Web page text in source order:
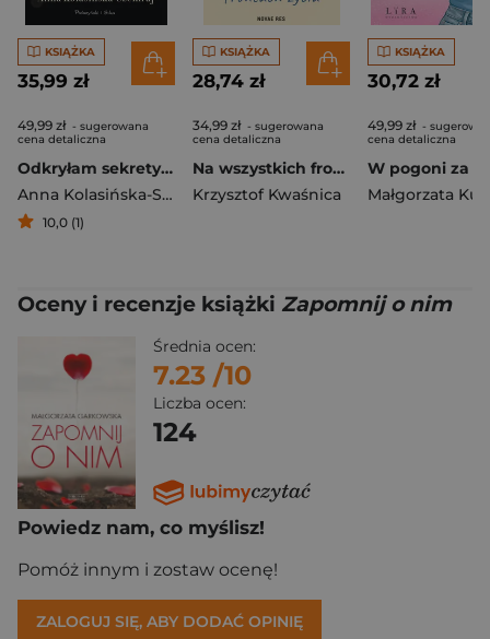
KSIĄŻKA
35,99 zł
49,99 zł - sugerowana
cena detaliczna
Odkryłam sekrety szejka
Anna Kolasińska-Szemraj
10,0 (1)
KSIĄŻKA
28,74 zł
34,99 zł - sugerowana
cena detaliczna
Na wszystkich frontach życia
Krzysztof Kwaśnica
KSIĄŻKA
30,72 zł
49,99 zł -
cena detaliczna
Małgorzata
Oceny i recenzje książki Zapomnij o nim
Średnia ocen:
7.23 /10
Liczba ocen:
124
Powiedz nam, co myślisz!
Pomóż innym i zostaw ocenę!
ZALOGUJ SIĘ, ABY DODAĆ OPINIĘ